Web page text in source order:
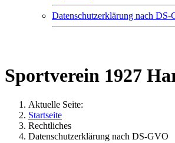
Datenschutzerklärung nach DS-
Sportverein 1927
Aktuelle Seite:
Startseite
Rechtliches
Datenschutzerklärung nach DS-GVO